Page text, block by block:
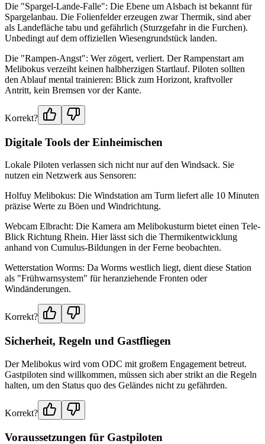
Die "Spargel-Lande-Falle": Die Ebene um Alsbach ist bekannt für
Spargelanbau. Die Folienfelder erzeugen zwar Thermik, sind aber
als Landefläche tabu und gefährlich (Sturzgefahr in die Furchen).
Unbedingt auf dem offiziellen Wiesengrundstück landen.
Die "Rampen-Angst": Wer zögert, verliert. Der Rampenstart am
Melibokus verzeiht keinen halbherzigen Startlauf. Piloten sollten
den Ablauf mental trainieren: Blick zum Horizont, kraftvoller
Antritt, kein Bremsen vor der Kante.
Korrekt?
Digitale Tools der Einheimischen
Lokale Piloten verlassen sich nicht nur auf den Windsack. Sie
nutzen ein Netzwerk aus Sensoren:
Holfuy Melibokus: Die Windstation am Turm liefert alle 10 Minuten
präzise Werte zu Böen und Windrichtung.
Webcam Elbracht: Die Kamera am Melibokusturm bietet einen Tele-
Blick Richtung Rhein. Hier lässt sich die Thermikentwicklung
anhand von Cumulus-Bildungen in der Ferne beobachten.
Wetterstation Worms: Da Worms westlich liegt, dient diese Station
als "Frühwarnsystem" für heranziehende Fronten oder
Windänderungen.
Korrekt?
Sicherheit, Regeln und Gastfliegen
Der Melibokus wird vom ODC mit großem Engagement betreut.
Gastpiloten sind willkommen, müssen sich aber strikt an die Regeln
halten, um den Status quo des Geländes nicht zu gefährden.
Korrekt?
Voraussetzungen für Gastpiloten